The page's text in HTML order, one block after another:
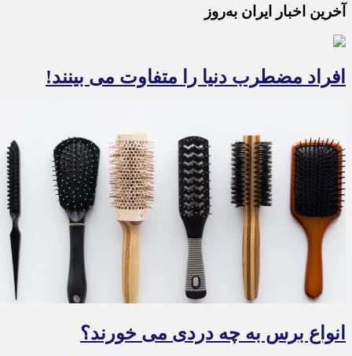
آخرین اخبار ایران به‌روز
افراد مضطرب دنیا را متفاوت می بینند!
انواع برس به چه دردی می خورند؟